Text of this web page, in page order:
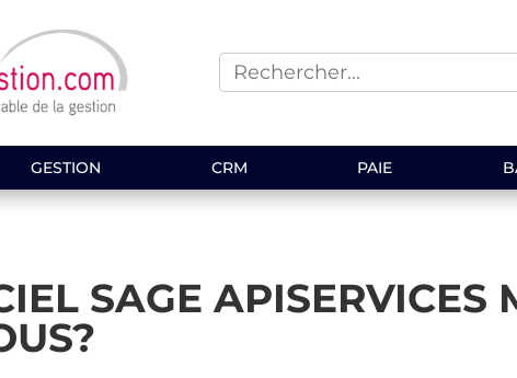
Search
for:
GESTION CRM PAIE
SAGE APISERVICES